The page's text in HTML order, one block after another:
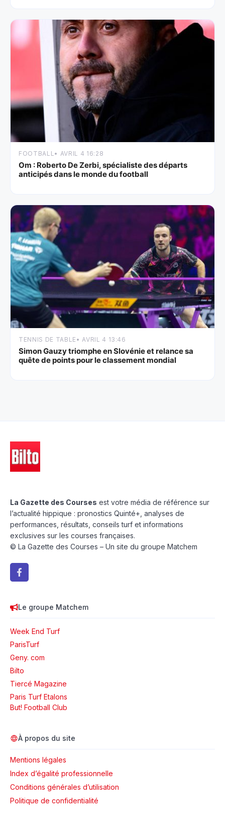
FOOTBALL• AVRIL 4 16:28
Om : Roberto De Zerbi, spécialiste des départs
anticipés dans le monde du football
TENNIS DE TABLE • AVRIL 4 13:46
Simon Gauzy triomphe en Slovénie et relance sa
quête de points pour le classement mondial
La Gazette des Courses est votre média de référence sur
l’actualité hippique : pronostics Quinté+, analyses de
performances, résultats, conseils turf et informations
exclusives sur les courses françaises.
© La Gazette des Courses – Un site du groupe Matchem
Le groupe Matchem
Week End Turf
ParisTurf
Geny. com
Bilto
Tiercé Magazine
Paris Turf Etalons
But! Football Club
À propos du site
Mentions légales
Index d’égalité professionnelle
Conditions générales d’utilisation
Politique de confidentialité